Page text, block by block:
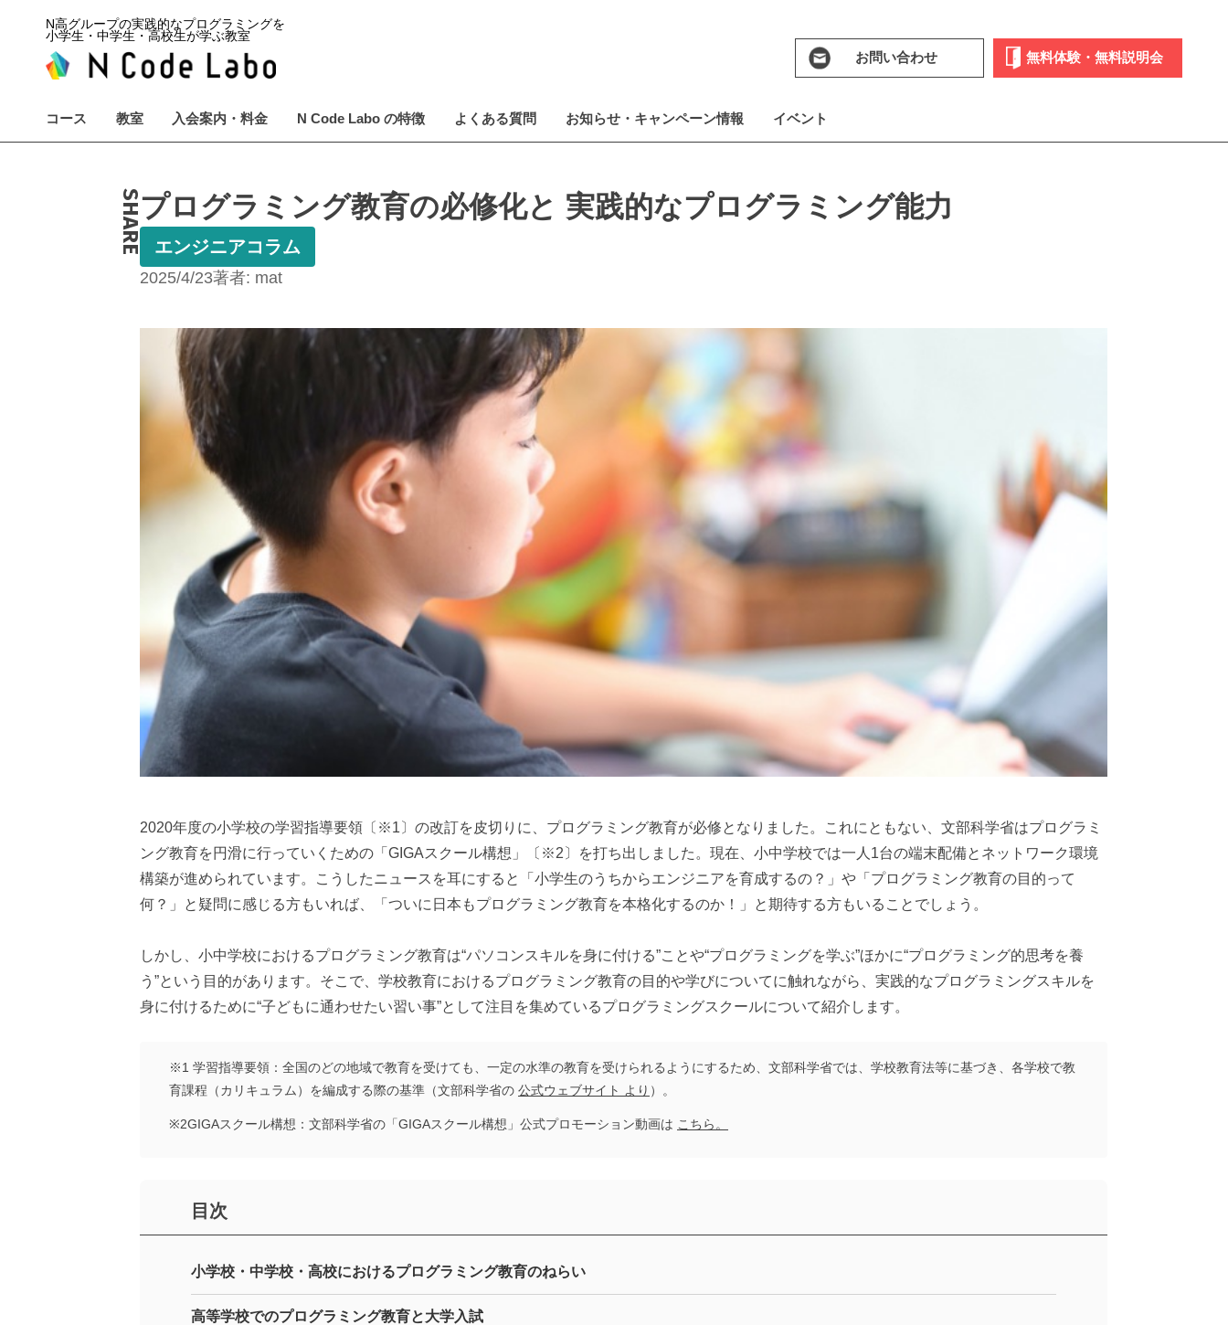
N高グループの実践的なプログラミングを
小学生・中学生・高校生が学ぶ教室
コース 教室 入会案内・料金 N Code Labo の特徴 よくある質問 お知らせ・キャンペーン情報 イベント
お問い合わせ 無料体験・無料説明会
SHAREプログラミング教育の必修化と 実践的なプログラミング能力
エンジニアコラム
2025/4/23著者: mat
2020年度の小学校の学習指導要領〔※1〕の改訂を皮切りに、プログラミング教育が必修となりました。これにともない、文部科学省はプログラミ
ング教育を円滑に行っていくための「GIGAスクール構想」〔※2〕を打ち出しました。現在、小中学校では一人1台の端末配備とネットワーク環境
構築が進められています。こうしたニュースを耳にすると「小学生のうちからエンジニアを育成するの？」や「プログラミング教育の目的って
何？」と疑問に感じる方もいれば、「ついに日本もプログラミング教育を本格化するのか！」と期待する方もいることでしょう。
しかし、小中学校におけるプログラミング教育は“パソコンスキルを身に付ける”ことや“プログラミングを学ぶ”ほかに“プログラミング的思考を養
う”という目的があります。そこで、学校教育におけるプログラミング教育の目的や学びについてに触れながら、実践的なプログラミングスキルを
身に付けるために“子どもに通わせたい習い事”として注目を集めているプログラミングスクールについて紹介します。
※1 学習指導要領：全国のどの地域で教育を受けても、一定の水準の教育を受けられるようにするため、文部科学省では、学校教育法等に基づき、各学校で教
育課程（カリキュラム）を編成する際の基準（文部科学省の 公式ウェブサイト より ）。
※2GIGAスクール構想：文部科学省の「GIGAスクール構想」公式プロモーション動画は こちら。
目次
小学校・中学校・高校におけるプログラミング教育のねらい
高等学校でのプログラミング教育と大学入試